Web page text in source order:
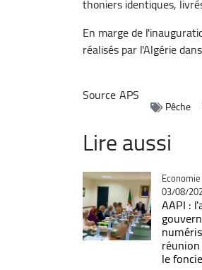
En marge de
réalisés par l'Algérie
SourceAPS
Pêche
Lire aussi
Catégorie
Economie
03/08/
AAPI :
le